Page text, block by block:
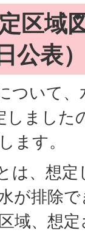
区域
公表
ついて
しました
ます。
は、想
が排除
域、想